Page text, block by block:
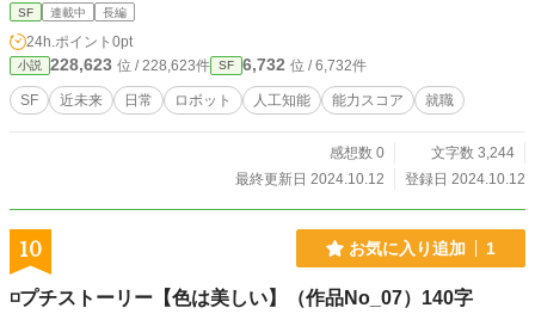
SF 連載中 長編
24h.ポイント 0pt
小説 228,623 位 / 228,623件 SF 6,732 位 / 6,732件
SF 近未来 日常 ロボット 人工知能 能力スコア 就職
感想数 0
文字数 3,244
最終更新日 2024.10.12
登録日 2024.10.12
10 お気に入り追加 1
◽️プチストーリー【色は美しい】（作品No_07）140字